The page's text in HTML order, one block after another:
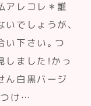
アレコレ＊誰
いでしょうが、
い下さい。つ
しました！かっ
ん白黒バージ
つけ…